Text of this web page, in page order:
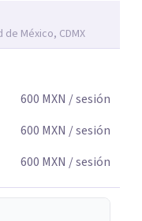
México, CDMX
600 MXN / sesión
600 MXN / sesión
600 MXN / sesión